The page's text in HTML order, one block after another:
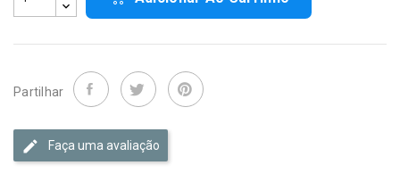
Partilhar
Faça uma avaliação